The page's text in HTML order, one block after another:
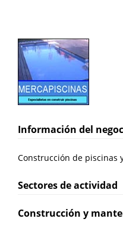
Información del
Construcción de piscinas
Sectores de actividad
Construcción y